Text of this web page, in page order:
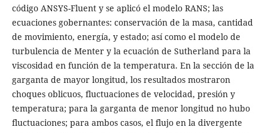
código ANSYS-Fluent y se aplicó el modelo RANS; las
ecuaciones gobernantes: conservación de la masa, cantidad
de movimiento, energía, y estado; así como el modelo de
turbulencia de Menter y la ecuación de Sutherland para la
viscosidad en función de la temperatura. En la sección de la
garganta de mayor longitud, los resultados mostraron
choques oblicuos, fluctuaciones de velocidad, presión y
temperatura; para la garganta de menor longitud no hubo
fluctuaciones; para ambos casos, el flujo en la divergente